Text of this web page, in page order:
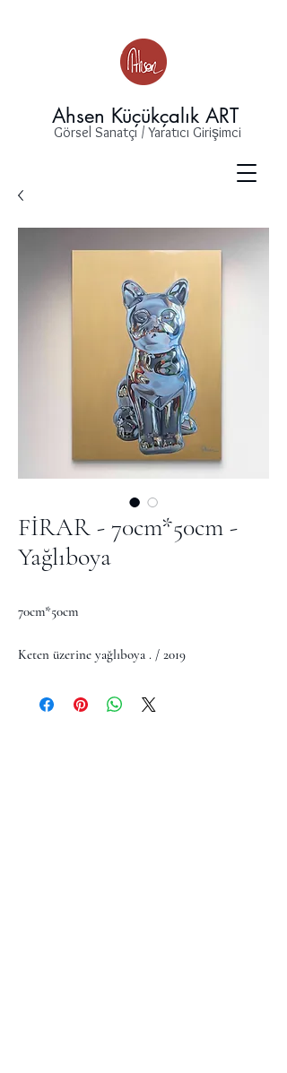
Ahsen Küçükçalık ART
Görsel Sanatçı / Yaratıcı Girişimci
FİRAR - 70cm*50cm -
Yağlıboya
70cm*50cm
Keten üzerine yağlıboya . / 2019